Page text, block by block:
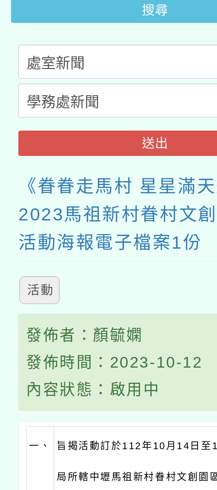
開 智慧啟航」搜尋
送出
《眷眷走馬村 星星滿
2023馬祖新村眷村文
活動海報電子檔案1份
活動
發佈者：顏毓嫻
發佈時間：2023-10-12
內容狀態：啟用中
一、 旨揭活動訂於112年10月14日至
局所轄中壢馬祖新村眷村文創園